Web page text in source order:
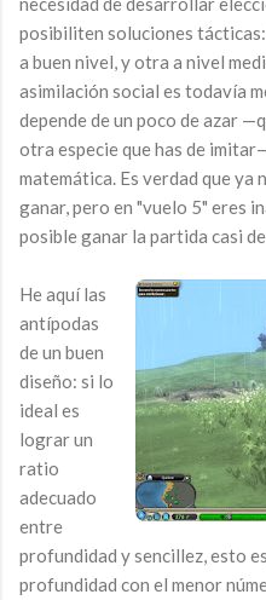
posibiliten soluciones
a buen nivel, y otra a nivel
asimilación social es todavía
depende de un poco de azar
otra especie que has de
matemática. Es verdad que ya
ganar, pero en "vuelo 5" eres
posible ganar la partida casi
He aquí las
antípodas
de un buen
diseño: si lo
ideal es
lograr un
ratio
adecuado
entre
profundidad y sencillez, esto
profundidad con el menor